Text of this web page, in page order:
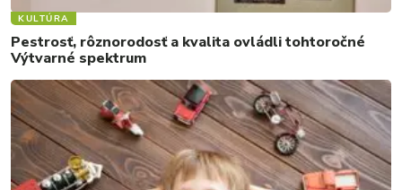
KULTÚRA
Pestrosť, rôznorodosť a kvalita ovládli tohtoročné
Výtvarné spektrum